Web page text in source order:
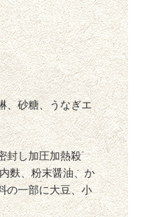
、砂糖、うなぎエ
封し加圧加熱殺
麩、粉末醤油、か
の一部に大豆、小